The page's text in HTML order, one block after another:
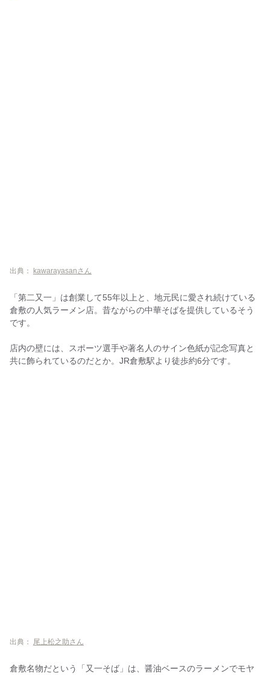
出典： kawarayasanさん
「第二又一」は創業して55年以上と、地元民に愛され続けている
倉敷の人気ラーメン店。昔ながらの中華そばを提供しているそう
です。
店内の壁には、スポーツ選手や著名人のサイン色紙が記念写真と
共に飾られているのだとか。JR倉敷駅より徒歩約6分です。
出典： 尾上松之助さん
倉敷名物だという「又一そば」は、醤油ベースのラーメンでモヤ